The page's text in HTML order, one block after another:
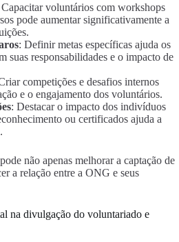
Capacitar voluntários com workshops
pode aumentar significativamente a
: Definir metas específicas ajuda os
suas responsabilidades e o impacto de
competições e desafios internos
e o engajamento dos voluntários.
: Destacar o impacto dos indivíduos
ou certificados ajuda a
não apenas melhorar a captação de
a relação entre a ONG e seus
na divulgação do voluntariado e